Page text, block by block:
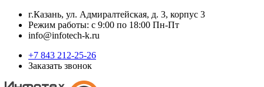
г.Казань, ул. Адмиралтейская, д. 3, корпус 3
Режим работы: с 9:00 по 18:00 Пн-Пт
info@infotech-k.ru
+7 843 212-25-26
Заказать звонок